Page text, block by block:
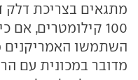
מתגאים בצריכת דלק
100 קילומטרים,
השתמשו האמריקנים
מדובר במכונית עם